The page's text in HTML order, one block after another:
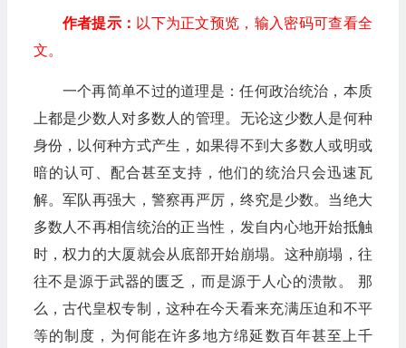
作者提示： 以下为正文预览，输入密码可查看全
文。
一个再简单不过的道理是：任何政治统治，本质
上都是少数人对多数人的管理。无论这少数人是何种
身份，以何种方式产生，如果得不到大多数人或明或
暗的认可、配合甚至支持，他们的统治只会迅速瓦
解。军队再强大，警察再严厉，终究是少数。当绝大
多数人不再相信统治的正当性，发自内心地开始抵触
时，权力的大厦就会从底部开始崩塌。这种崩塌，往
往不是源于武器的匮乏，而是源于人心的溃散。 那
么，古代皇权专制，这种在今天看来充满压迫和不平
等的制度，为何能在许多地方绵延数百年甚至上千